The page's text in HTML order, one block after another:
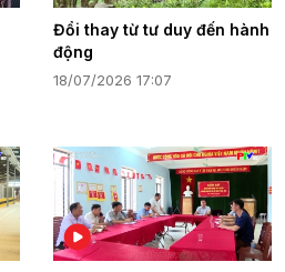
Đổi thay từ tư duy đến hành
động
18/07/2026 17:07